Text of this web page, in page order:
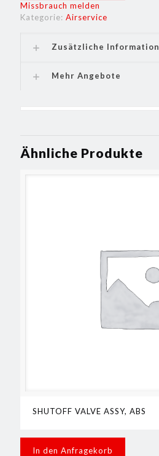
Missbrauch melden
Kategorie: Airservice
Zusätzliche Information
Mehr Angebote
Ähnliche Produkte
SHUTOFF VALVE ASSY, ABS
In den Anfragekorb